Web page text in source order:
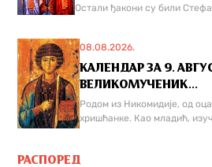
Остали ђакони су били
08.08.2026.
КАЛЕНДАР ЗА 9.
ВЕЛИКОМУЧЕНИК...
Родом из Никомидије, од
хришћанке. Као младић,
РАСПОРЕД